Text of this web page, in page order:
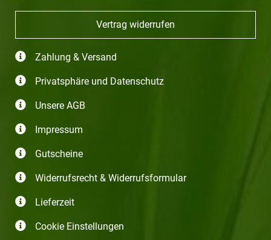
Vertrag widerrufen
Zahlung & Versand
Privatsphäre und Datenschutz
Unsere AGB
Impressum
Gutscheine
Widerrufsrecht & Widerrufsformular
Lieferzeit
Cookie Einstellungen